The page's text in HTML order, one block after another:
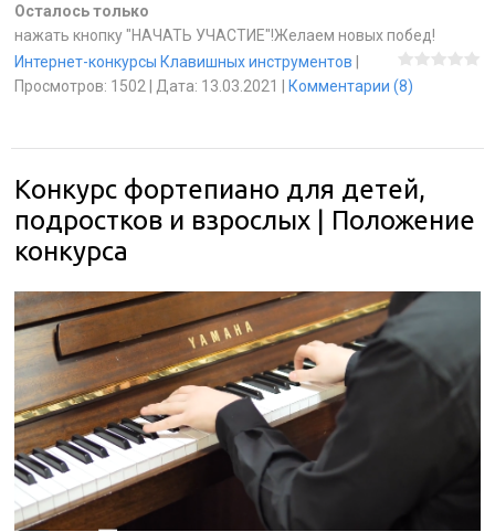
Осталось только
нажать кнопку "НАЧАТЬ УЧАСТИЕ"!Желаем новых побед!
Интернет-конкурсы Клавишных инструментов
Просмотров: 1502 Дата: 13.03.2021 Комментарии (8)
Конкурс фортепиано для детей,
подростков и взрослых | Положение
конкурса